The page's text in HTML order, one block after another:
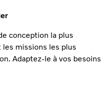
conception la plus
missions les plus
Adaptez-le à vos besoins